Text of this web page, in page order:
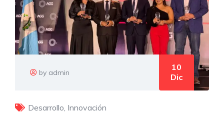
by admin
10
Dic
Desarrollo Innovación